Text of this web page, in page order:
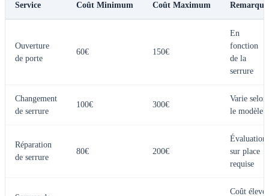
Service Coût Minimum Coût Maximum Remarque
Ouverture
de porte
60€ 150€
En
fonction
de la
serrure
Changement
de serrure
100€ 300€
Varie selon
le modèle
Réparation
de serrure
80€ 200€
Évaluation
sur place
requise
Coût élevé